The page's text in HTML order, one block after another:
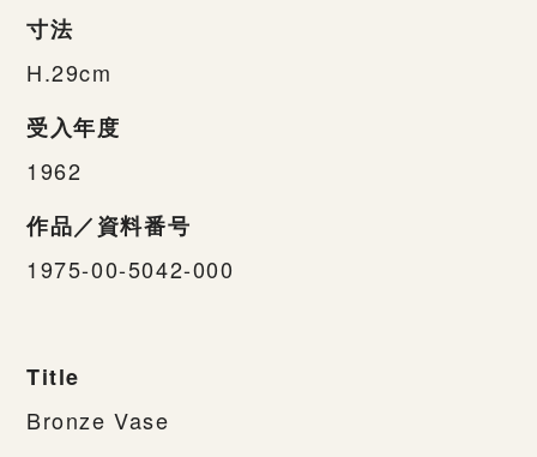
寸法
H.29cm
受入年度
1962
作品／資料番号
1975-00-5042-000
Title
Bronze Vase